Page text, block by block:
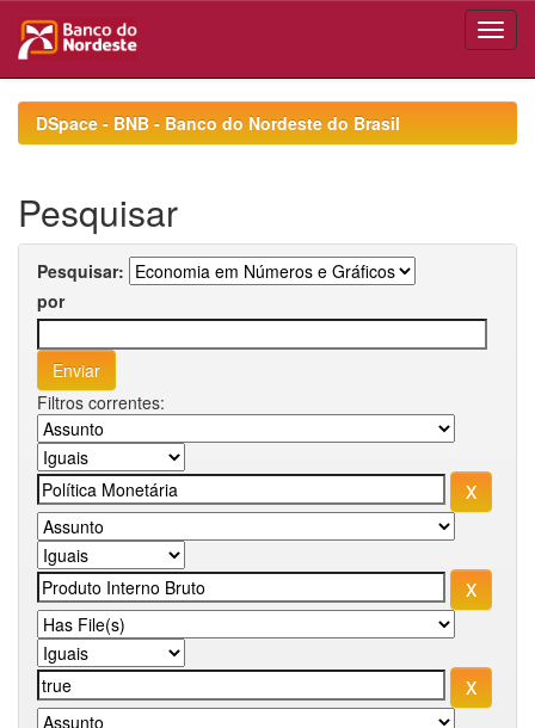
navigationDSpace - BNB - Banco do Nordeste do Brasil
Pesquisar
Pesquisar:
por
Filtros correntes: